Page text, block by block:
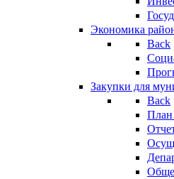
Экономика
Back
Закупки для
Back
План